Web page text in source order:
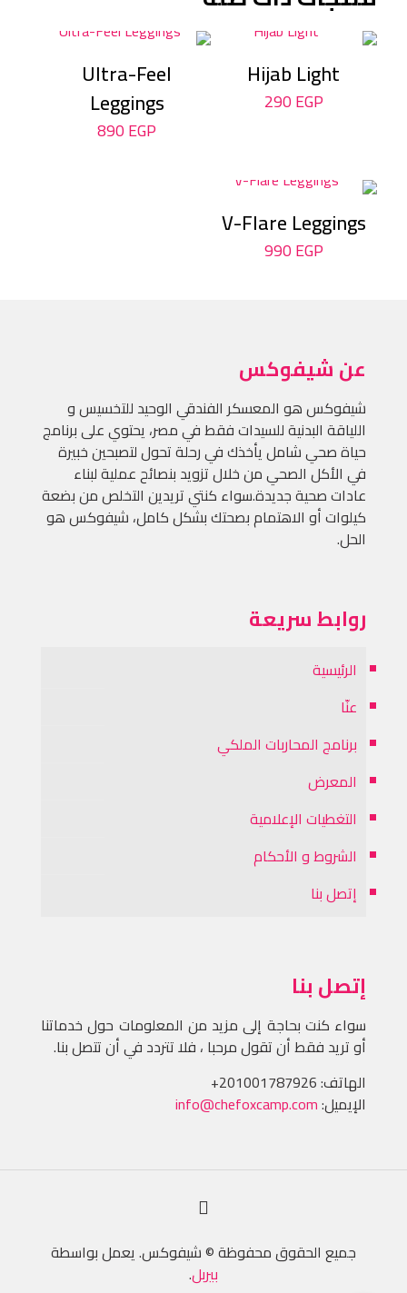
Hijab Light
290EGP
Ultra-Feel
Leggings
890EGP
V-Flare Leggings
990EGP
عن شيفوكس
شيفوكس هو المعسكر الفندقي الوحيد للتخسيس و
اللياقة البدنية للسيدات فقط في مصر، يحتوي على برنامج
حياة صحي شامل يأخذك في رحلة تحول لتصبحين خبيرة
في الأكل الصحي من خلال تزويد بنصائح عملية لبناء
عادات صحية جديدة.سواء كنتي تريدين التخلص من بضعة
كيلوات أو الاهتمام بصحتك بشكل كامل، شيفوكس هو
الحل.
روابط سريعة
الرئيسية
عنّا
برنامج المحاربات الملكي
المعرض
التغطيات الإعلامية
الشروط و الأحكام
إتصل بنا
إتصل بنا
سواء كنت بحاجة إلى مزيد من المعلومات حول خدماتنا
أو تريد فقط أن تقول مرحبا ، فلا تتردد في أن تتصل بنا.
الهاتف:+201001787926
الإيميل:info@chefoxcamp.com
جميع الحقوق محفوظة © شيفوكس. يعمل بواسطة
بيربل.